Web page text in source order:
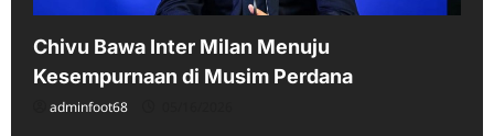
Chivu Bawa Inter Milan Menuju
Kesempurnaan di Musim Perdana
adminfoot68